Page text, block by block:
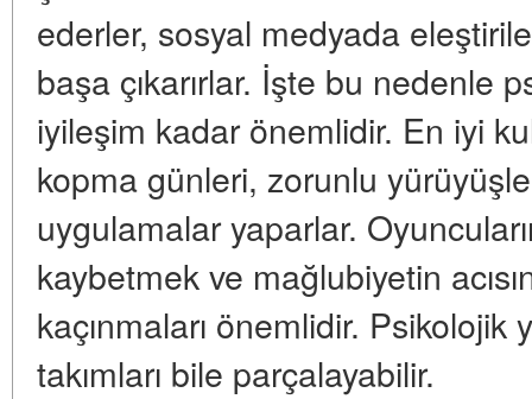
ederler, sosyal medyada
başa çıkarırlar. İşte bu nedenle
iyileşim kadar önemlidir. En iyi
kopma günleri, zorunlu
uygulamalar yaparlar.
kaybetmek ve mağlubiyetin
kaçınmaları önemlidir.
takımları bile parçalayabilir.